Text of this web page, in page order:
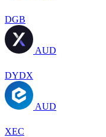
DGB
AUD
DYDX
AUD
XEC